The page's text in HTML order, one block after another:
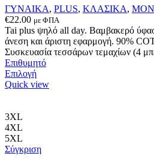
στη
σελίδα
του
προϊόντος
ΓΥΝΑΙΚΑ, PLUS, ΚΛΑΣΙΚΑ,
€22.00 με ΦΠΑ
Tai plus ψηλό all day. Βαμβακερό
άνεση και άριστη εφαρμογή. 90%
Συσκευασία τεσσάρων τεμαχίων (4
Επιθυμητό
ΕπιλογήΑυτό
το
επιλογές
Quick view
3XL
4XL
5XL
Σύγκριση